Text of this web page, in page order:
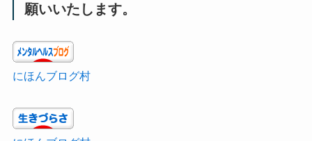
願いいたします。
にほんブログ村